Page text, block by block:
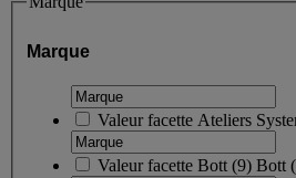
Marque
Valeur facette Ateliers
Valeur facette Bott (9) Bott